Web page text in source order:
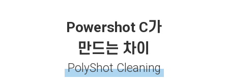
Powershot C가
만드는 차이
PolyShot Cleaning